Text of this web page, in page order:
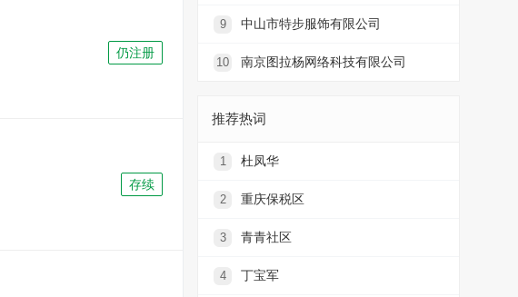
仍注册
存续
9 中山市特步服饰有限公司
10 南京图拉杨网络科技有限公司
推荐热词
1 杜凤华
2 重庆保税区
3 青青社区
4 丁宝军